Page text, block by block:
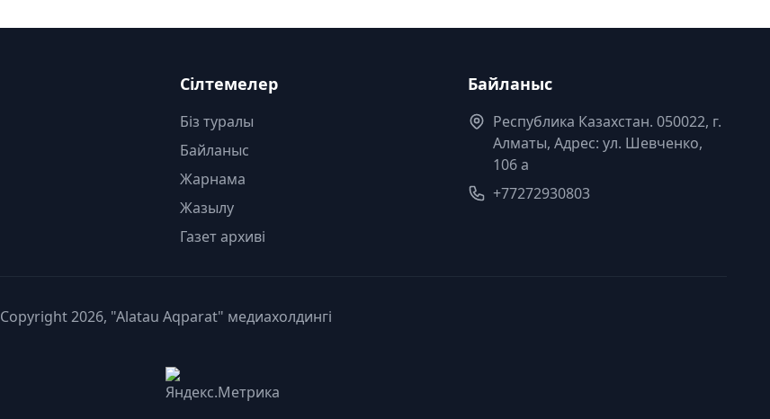
Сілтемелер
Біз туралы
Байланыс
Жарнама
Жазылу
Газет архиві
Байланыс
Республика Казахстан. 050022, г.
Алматы, Адрес: ул. Шевченко,
106 а
+77272930803
Copyright 2026, "Alatau Aqparat" медиахолдингі